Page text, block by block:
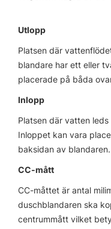
Utlopp
Platsen där
blandare har ett eller
placerade på båda
Inlopp
Platsen där vatten
Inloppet kan vara
baksidan av blandaren.
CC-mått
CC-måttet är antal
duschblandaren ska
centrummått vilket